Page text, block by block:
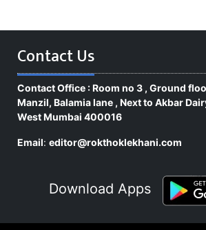
Contact Us
Contact Office : Room no 3 , Ground
Manzil, Balamia lane , Next to Akbar
West Mumbai 400016
Email: editor@rokthoklekhani.com
Download Apps